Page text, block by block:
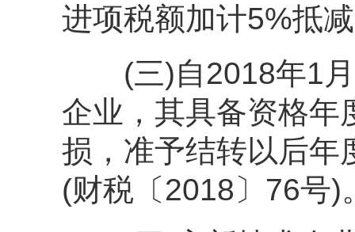
进项税额加计5%抵
(三)自2018年1月1
企业，其具备资格年
损，准予结转以后年
(财税〔2018〕76号)